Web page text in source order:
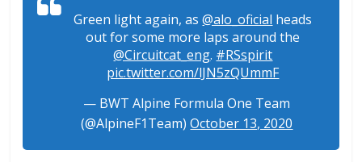
Green light again, as@alo_oficial heads
out for some more laps around the
@Circuitcat_eng. #RSspirit
pic.twitter.com/lJN5zQUmmF
— BWT Alpine Formula One Team
(@AlpineF1Team)October 13, 2020